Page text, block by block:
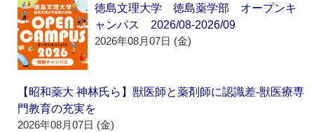
徳島文理大学 徳島薬学部 オープンキ
ャンパス 2026/08-2026/09
2026年08月07日 (金)
【昭和薬大 神林氏ら】獣医師と薬剤師に認識差‐獣医療専
門教育の充実を
2026年08月07日 (金)